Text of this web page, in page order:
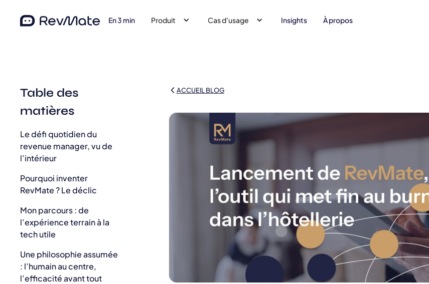
En 3 min Produit Cas d'usage Insights À propos
ACCUEIL BLOG
Table des
matières
Le défi quotidien du
revenue manager, vu de
l’intérieur
Pourquoi inventer
RevMate ? Le déclic
Mon parcours : de
l’expérience terrain à la
tech utile
Une philosophie assumée
: l’humain au centre,
l’efficacité avant tout